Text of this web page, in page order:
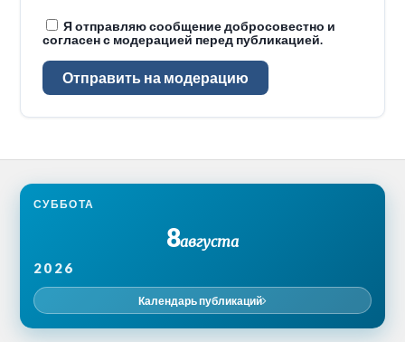
Я отправляю сообщение добросовестно и
согласен с модерацией перед публикацией.
Отправить на модерацию
СУББОТА
8августа
2026
Календарь публикаций